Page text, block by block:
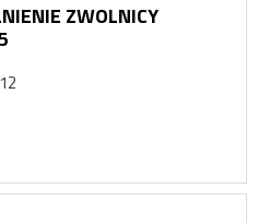
ZWOLNICY